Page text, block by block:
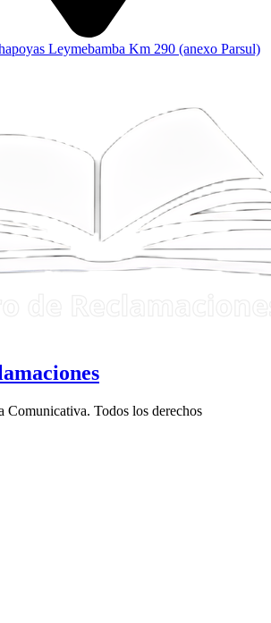
Leymebamba Km 290 (anexo Parsul)
Todos los derechos